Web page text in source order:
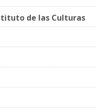
de las Culturas